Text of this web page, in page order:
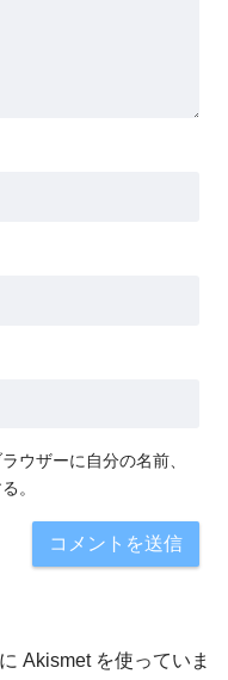
ウザーに自分の名前、
。
Akismet を使っていま